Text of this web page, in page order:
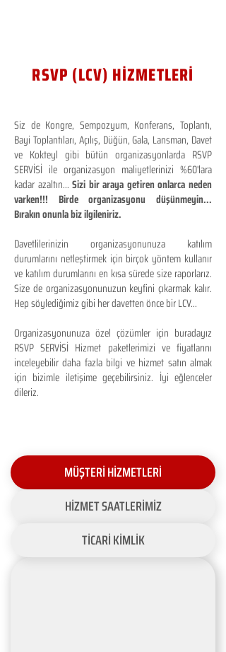
RSVP (LCV) HİZMETLERİ
Siz de Kongre, Sempozyum, Konferans, Toplantı,
Bayi Toplantıları, Açılış, Düğün, Gala, Lansman, Davet
ve Kokteyl gibi bütün organizasyonlarda RSVP
SERVİSİ ile organizasyon maliyetlerinizi %60'lara
kadar azaltın...Sizi bir araya getiren onlarca neden
varken!!! Birde organizasyonu düşünmeyin...
Bırakın onunla biz ilgileniriz.
Davetlilerinizin organizasyonunuza katılım
durumlarını netleştirmek için birçok yöntem kullanır
ve katılım durumlarını en kısa sürede size raporlarız.
Size de organizasyonunuzun keyfini çıkarmak kalır.
Hep söylediğimiz gibi her davetten önce bir LCV...
Organizasyonunuza özel çözümler için buradayız
RSVP SERVİSİ Hizmet paketlerimizi ve fiyatlarını
inceleyebilir daha fazla bilgi ve hizmet satın almak
için bizimle iletişime geçebilirsiniz. İyi eğlenceler
dileriz.
MÜŞTERİ HİZMETLERİ
HİZMET SAATLERİMİZ
TİCARİ KİMLİK